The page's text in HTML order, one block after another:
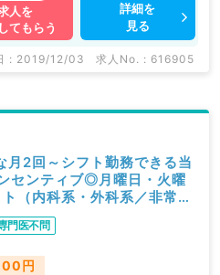
人を
てもらう
詳細を
見る
: 2019/12/03 求人No. : 616905
月2回～シフト勤務できる当
センティブ◎月曜日・火曜
（内科系・外科系／非常
門医不問
円